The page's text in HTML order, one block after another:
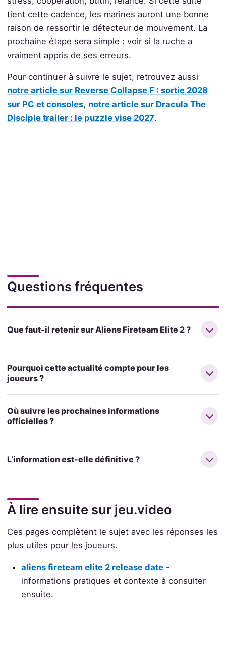
tient cette cadence, les marines auront une bonne
raison de ressortir le détecteur de mouvement. La
prochaine étape sera simple : voir si la ruche a
vraiment appris de ses erreurs.
Pour continuer à suivre le sujet, retrouvez aussi
notre article sur Reverse Collapse F : sortie 2028
sur PC et consoles, notre article sur Dracula The
Disciple trailer : le puzzle vise 2027.
Questions fréquentes
Que faut-il retenir sur Aliens Fireteam Elite 2 ?
Pourquoi cette actualité compte pour les
joueurs ?
Où suivre les prochaines informations
officielles ?
L’information est-elle définitive ?
À lire ensuite sur jeu.video
Ces pages complètent le sujet avec les réponses les
plus utiles pour les joueurs.
aliens fireteam elite 2 release date -
informations pratiques et contexte à consulter
ensuite.